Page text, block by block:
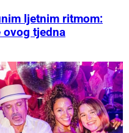
ljetnim ritmom:
ovog tjedna